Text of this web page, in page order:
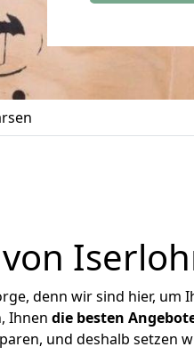
denn wir sind hier, um
Ihnen die besten
und deshalb setzen